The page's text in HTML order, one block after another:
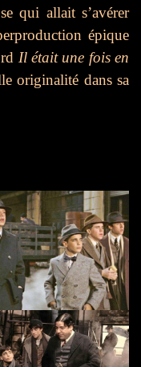
qui allait s’avérer
épique
Il était une fois en
originalité dans sa